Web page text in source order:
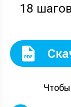
18
Чтобы